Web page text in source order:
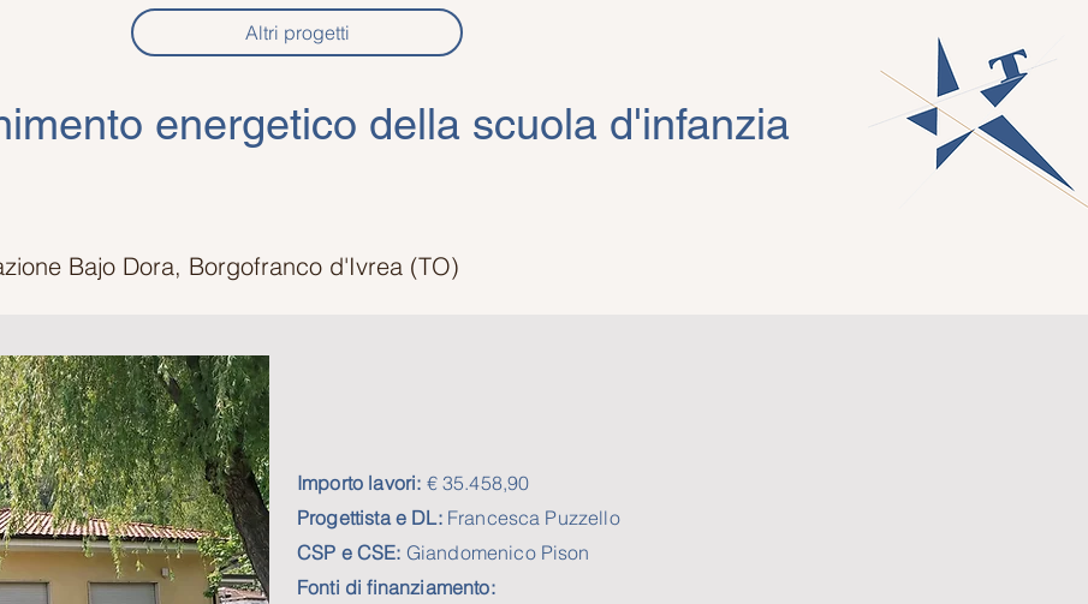
Altri progetti
energetico della scuola d'infanzia
Bajo Dora, Borgofranco d'Ivrea (TO)
Importo lavori: € 35.458,90
Progettista e DL:Francesca Puzzello
CSP e CSE: Giandomenico Pison
Fonti di finanziamento: